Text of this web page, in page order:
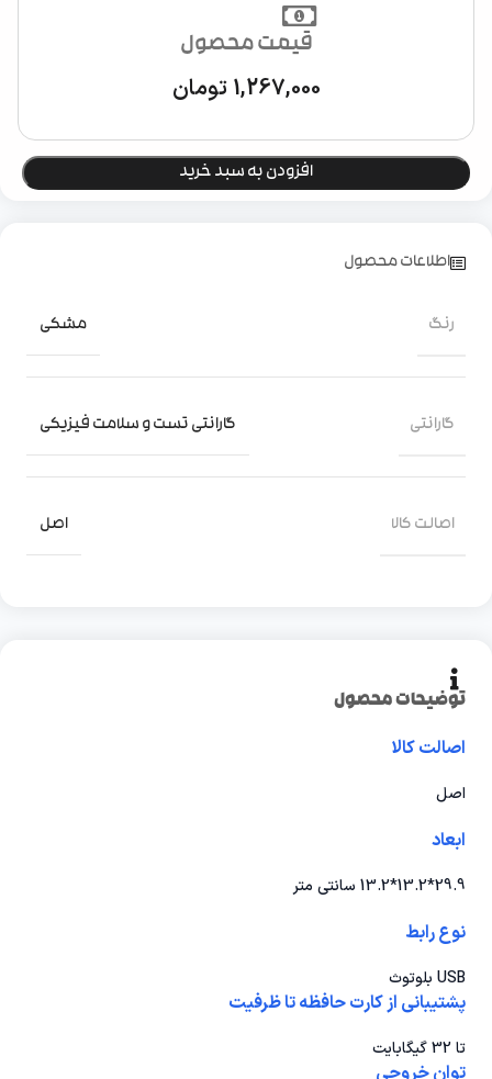
قیمت محصول
1,267,000 تومان
افزودن به سبد خرید
توضیحات محصول
اصالت کالا
اصل
ابعاد
29.9*13.2*13.2 سانتی متر
نوع رابط
USB بلوتوث
پشتیبانی از کارت حافظه تا ظرفیت
تا 32 گیگابایت
توان خروجی
اطلاعات محصول
رنگ مشکی
گارانتی گارانتی تست و سلامت فیزیکی
اصالت کالا اصل